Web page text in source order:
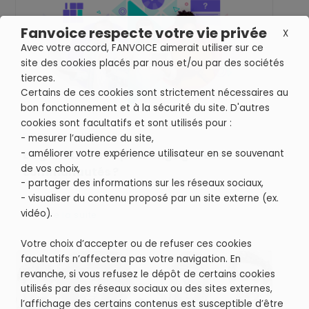
OCT 2023
EXPÉRIENCE CLIENT
GAMIFICATION
La gamification pour engager vos
communautés ?
 Lire la suite
X
Fanvoice respecte votre vie privée
Avec votre accord, FANVOICE aimerait utiliser sur ce
site des cookies placés par nous et/ou par des sociétés
tierces.
Certains de ces cookies sont strictement nécessaires au
bon fonctionnement et à la sécurité du site. D'autres
cookies sont facultatifs et sont utilisés pour :
- mesurer l’audience du site,
- améliorer votre expérience utilisateur en se souvenant
de vos choix,
- partager des informations sur les réseaux sociaux,
- visualiser du contenu proposé par un site externe (ex.
vidéo).
Votre choix d’accepter ou de refuser ces cookies
facultatifs n’affectera pas votre navigation. En
revanche, si vous refusez le dépôt de certains cookies
utilisés par des réseaux sociaux ou des sites externes,
l’affichage des certains contenus est susceptible d’être